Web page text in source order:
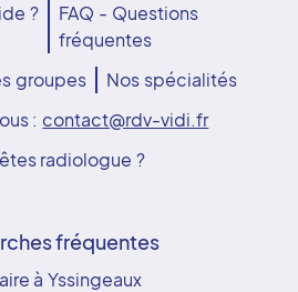
?
FAQ - Questions
fréquentes
groupes
Nos spécialités
: contact@rdv-vidi.fr
radiologue ?
fréquentes
à Yssingeaux